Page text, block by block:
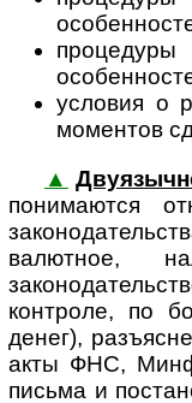
процедуры
условия о
моментов
▲
понимаются
валютное,
контроле, по
денег),
акты ФНС,
письма и